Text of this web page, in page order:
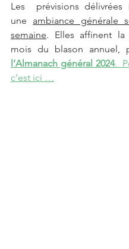
Les  prévisions
une ambiance générale
semaine. Elles affinent
l’Almanach général 2024.
c’est ici …